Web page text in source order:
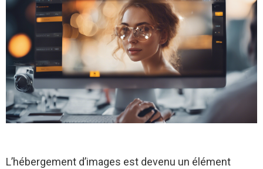
L’hébergement d’images est devenu un élément